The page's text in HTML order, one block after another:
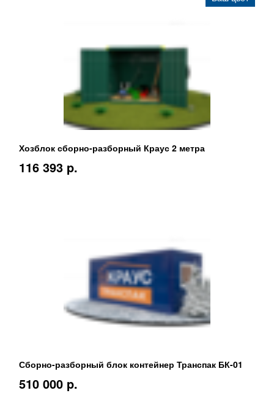
Хозблок сборно-разборный Краус 2 метра
116 393 p.
Сборно-разборный блок контейнер Транспак БК-01
510 000 p.